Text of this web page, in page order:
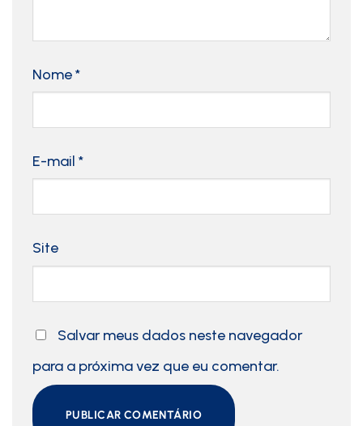
Nome*
E-mail *
Site
Salvar meus dados neste navegador
para a próxima vez que eu comentar.